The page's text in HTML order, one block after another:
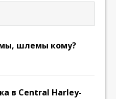
шлемы кому?
в Central Harley-